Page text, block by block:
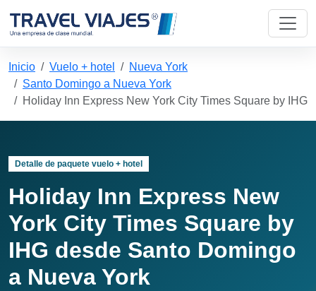
Inicio Vuelo + hotel
Nueva York
Santo Domingo a Nueva York
Holiday Inn Express New York City Times Square by IHG
Detalle de paquete vuelo + hotel
Holiday Inn Express New
York City Times Square by
IHG desde Santo Domingo
a Nueva York